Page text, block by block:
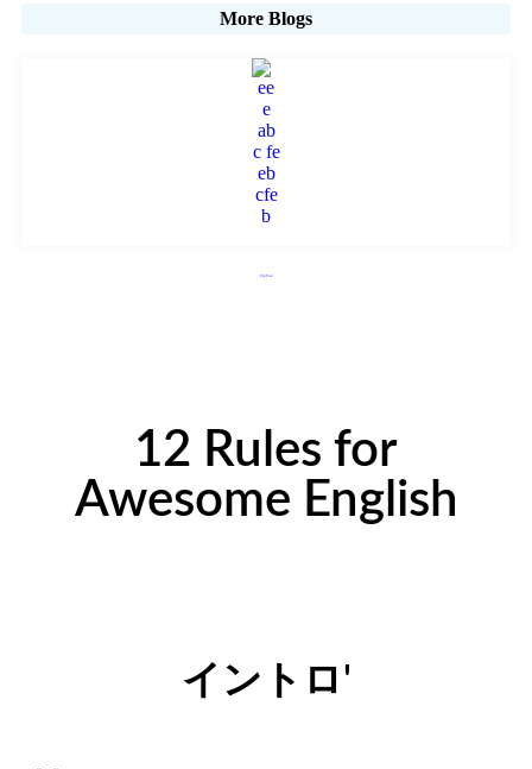
More Blogs
TikTok
12 Rules for
Awesome English
イントロ'